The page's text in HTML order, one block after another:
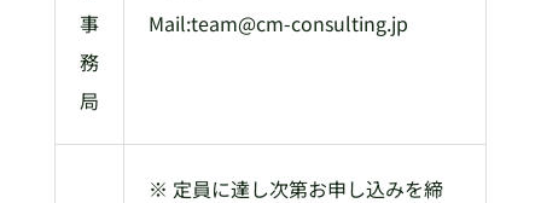
事
務
局
Mail:team@cm-consulting.jp
※ 定員に達し次第お申し込みを締